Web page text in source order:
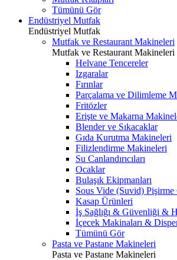
Tümünü Gör
Endüstriyel Mutfak
Endüstriyel Mutfak
Mutfak ve Restaurant Makineleri
Mutfak ve Restaurant Makineleri
Helvane Tencereler
Izgaralar
Fırınlar
Parçalama ve Dilimleme
Fritözler
Erişte ve Makarna
Blender ve Sıkacaklar
Gıda Kurutma Makineleri
Filizlendirme Makineleri
Su Canlandırıcıları
Ocaklar
Bulaşık Ekipmanları
Sous Vide (Suvid) Pişirme
Kasap Ürünleri
İş Sağlığı & Güvenliği &
İçecek Makinaları &
Tümünü Gör
Pasta ve Pastane Makineleri
Pasta ve Pastane Makineleri